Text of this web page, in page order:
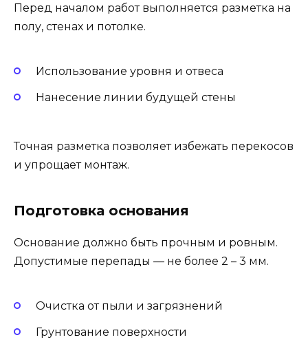
Перед началом работ выполняется разметка на
полу, стенах и потолке.
Использование уровня и отвеса
Нанесение линии будущей стены
Точная разметка позволяет избежать перекосов
и упрощает монтаж.
Подготовка основания
Основание должно быть прочным и ровным.
Допустимые перепады — не более 2 – 3 мм.
Очистка от пыли и загрязнений
Грунтование поверхности